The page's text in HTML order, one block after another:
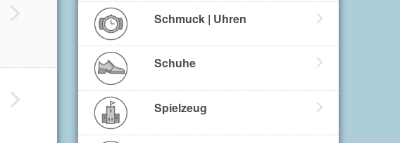
Schmuck | Uhren
Schuhe
Spielzeug